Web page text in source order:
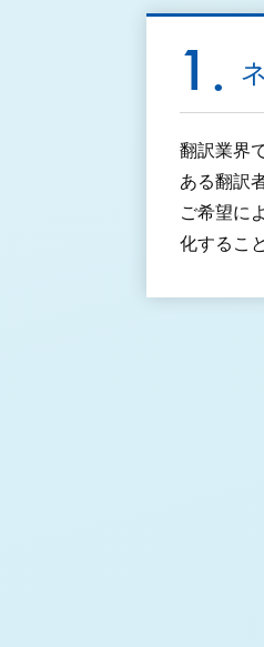
翻訳業界
ある翻訳
ご希望に
化するこ